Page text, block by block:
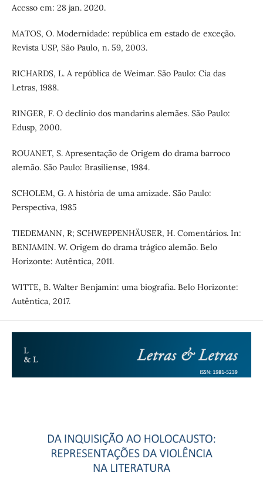
Acesso em: 28 jan. 2020.
MATOS, O. Modernidade: república em estado de exceção.
Revista USP, São Paulo, n. 59, 2003.
RICHARDS, L. A república de Weimar. São Paulo: Cia das
Letras, 1988.
RINGER, F. O declínio dos mandarins alemães. São Paulo:
Edusp, 2000.
ROUANET, S. Apresentação de Origem do drama barroco
alemão. São Paulo: Brasiliense, 1984.
SCHOLEM, G. A história de uma amizade. São Paulo:
Perspectiva, 1985
TIEDEMANN, R; SCHWEPPENHÄUSER, H. Comentários. In:
BENJAMIN. W. Origem do drama trágico alemão. Belo
Horizonte: Autêntica, 2011.
WITTE, B. Walter Benjamin: uma biografia. Belo Horizonte:
Autêntica, 2017.